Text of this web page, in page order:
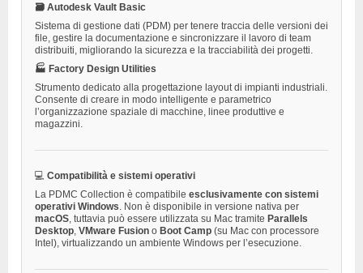
🗃 Autodesk Vault Basic
Sistema di gestione dati (PDM) per tenere traccia delle versioni dei
file, gestire la documentazione e sincronizzare il lavoro di team
distribuiti, migliorando la sicurezza e la tracciabilità dei progetti.
🏭 Factory Design Utilities
Strumento dedicato alla progettazione layout di impianti industriali.
Consente di creare in modo intelligente e parametrico
l’organizzazione spaziale di macchine, linee produttive e
magazzini.
💻 Compatibilità e sistemi operativi
La PDMC Collection è compatibile esclusivamente con sistemi
operativi Windows . Non è disponibile in versione nativa per
macOS , tuttavia può essere utilizzata su Mac tramite Parallels
Desktop VMware Fusion o Boot Camp (su Mac con processore
Intel), virtualizzando un ambiente Windows per l’esecuzione.